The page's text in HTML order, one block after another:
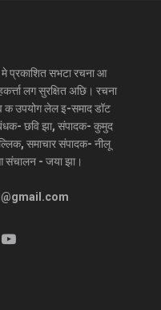
मे प्रकाशित सभटा रचना आ
लग सुरक्षित अछि। रचना
क उपयोग लेल इ-समाद डॉट
छवि झा, संपादक- कुमुद
समाचार संपादक- नीलू
संचालन - जया झा।